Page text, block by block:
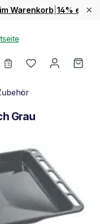
Warenkorb 14% extra
Du hast 0
Grau